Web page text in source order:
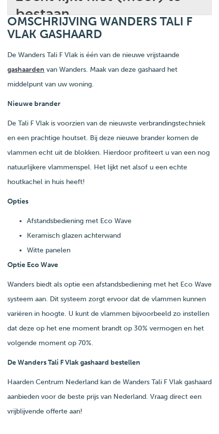
OMSCHRIJVING WANDERS TALI F
VLAK GASHAARD
De Wanders Tali F Vlak is één van de nieuwe vrijstaande
gashaarden van Wanders. Maak van deze gashaard het
middelpunt van uw woning.
Nieuwe brander
De Tali F Vlak is voorzien van de nieuwste verbrandingstechniek
en een prachtige houtset. Bij deze nieuwe brander komen de
vlammen echt uit de blokken. Hierdoor profiteert u van een nog
natuurlijkere vlammenspel. Het lijkt net alsof u een echte
houtkachel in huis heeft!
Opties
Afstandsbediening met Eco Wave
Keramisch glazen achterwand
Witte panelen
Optie Eco Wave
Wanders biedt als optie een afstandsbediening met het Eco Wave
systeem aan. Dit systeem zorgt ervoor dat de vlammen kunnen
variëren in hoogte. U kunt de vlammen bijvoorbeeld zo instellen
dat deze op het ene moment brandt op 30% vermogen en het
volgende moment op 70%.
De Wanders Tali F Vlak gashaard bestellen
Haarden Centrum Nederland kan de Wanders Tali F Vlak gashaard
aanbieden voor de beste prijs van Nederland. Vraag direct een
vrijblijvende offerte aan!